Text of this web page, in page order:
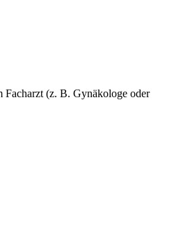
Facharzt (z. B. Gynäkologe oder